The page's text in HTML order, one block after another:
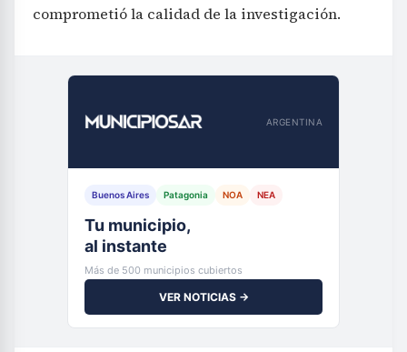
comprometió la calidad de la investigación.
ARGENTINA
Buenos Aires Patagonia NOA NEA
Tu municipio,
al instante
Más de 500 municipios cubiertos
VER NOTICIAS →